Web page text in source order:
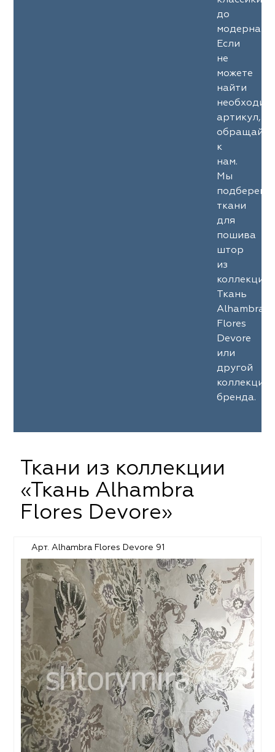
до
модерна.
Если
не
можете
найти
артикул,
к
нам.
Мы
подберем
ткани
для
пошива
штор
из
Ткань
Alhambra
Flores
Devore
или
другой
коллекции
бренда.
Ткани из коллекции
«Ткань Alhambra
Flores Devore»
Арт. Alhambra Flores Devore 91